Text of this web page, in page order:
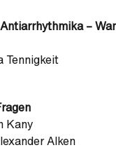
–
Tennigkeit
Kany
Alken